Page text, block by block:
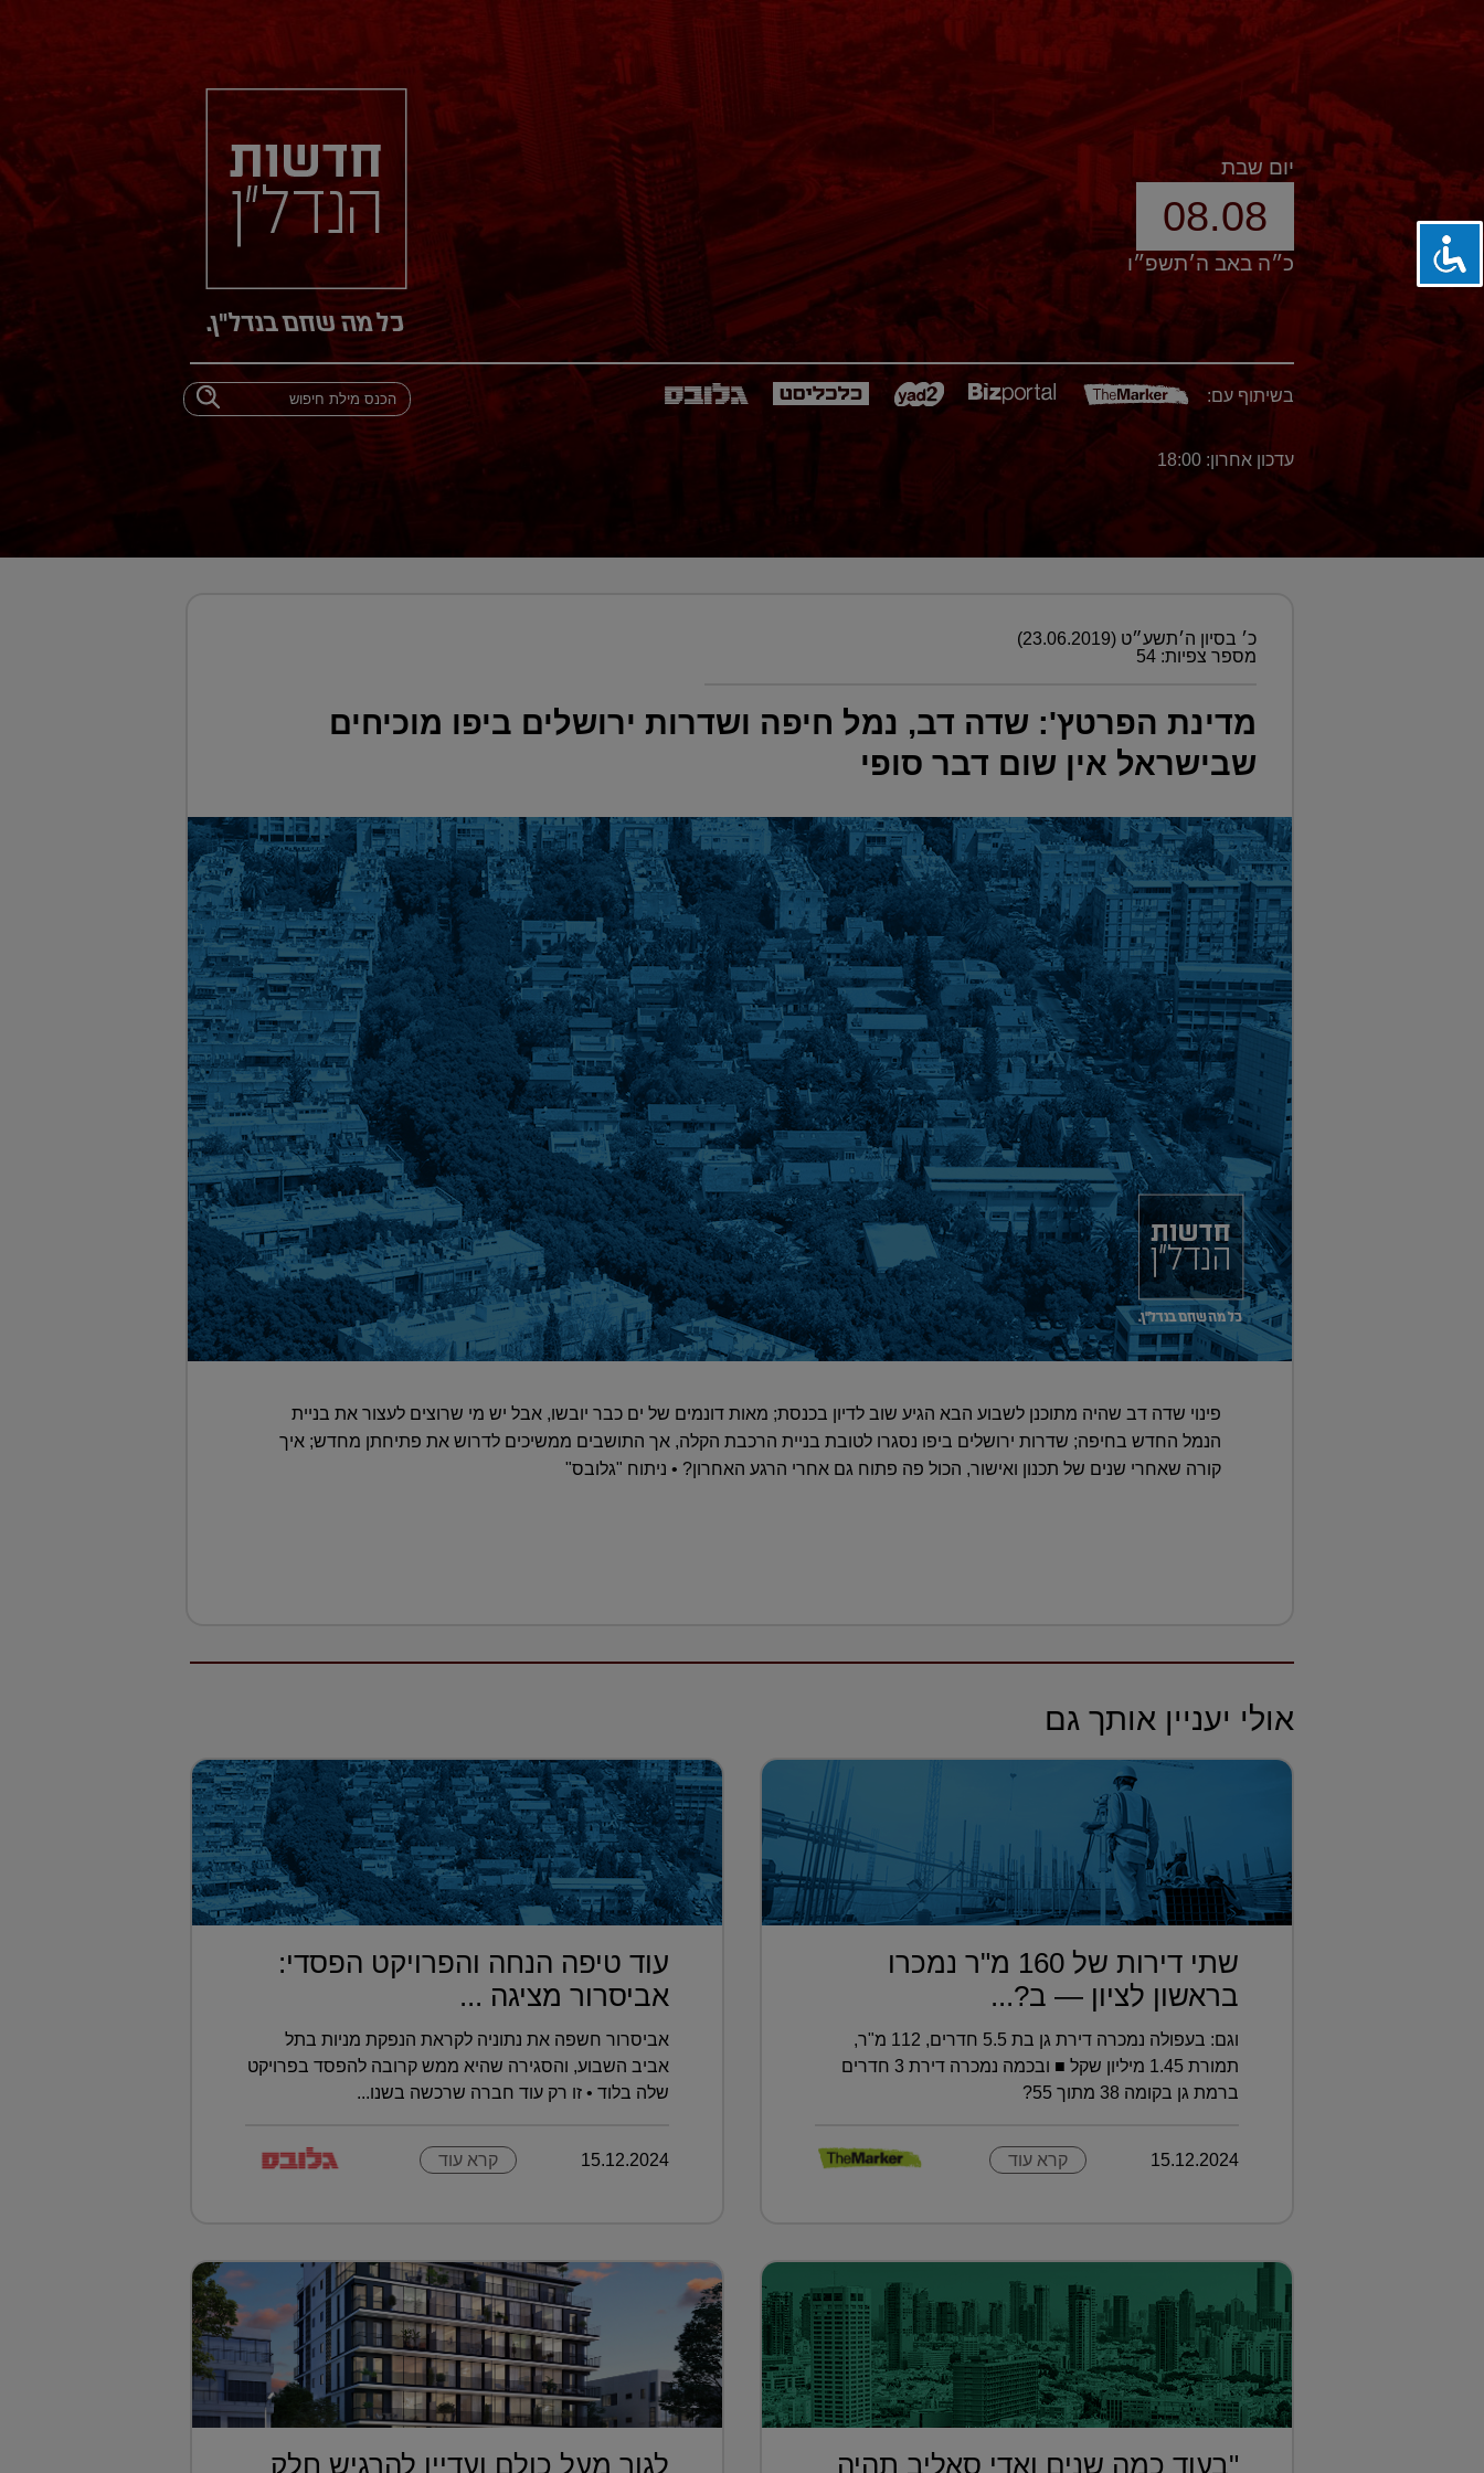
יום שבת
08.08
כ״ה באב ה׳תשפ״ו
בשיתוף עם:
עדכון אחרון: 18:00
כ׳ בסיון ה׳תשע״ט (23.06.2019)
מספר צפיות: 54
מדינת הפרטץ': שדה דב, נמל חיפה ושדרות ירושלים ביפו מוכיחים
שבישראל אין שום דבר סופי
פינוי שדה דב שהיה מתוכנן לשבוע הבא הגיע שוב לדיון בכנסת; מאות דונמים של ים כבר יובשו, אבל יש מי שרוצים לעצור את בניית
הנמל החדש בחיפה; שדרות ירושלים ביפו נסגרו לטובת בניית הרכבת הקלה, אך התושבים ממשיכים לדרוש את פתיחתן מחדש; איך
קורה שאחרי שנים של תכנון ואישור, הכול פה פתוח גם אחרי הרגע האחרון? • ניתוח "גלובס"
אולי יעניין אותך גם
שתי דירות של 160 מ"ר נמכרו
בראשון לציון — ב?...
וגם: בעפולה נמכרה דירת גן בת 5.5 חדרים, 112 מ"ר,
תמורת 1.45 מיליון שקל ■ ובכמה נמכרה דירת 3 חדרים
ברמת גן בקומה 38 מתוך 55?
15.12.2024 קרא עוד
עוד טיפה הנחה והפרויקט הפסדי:
אביסרור מציגה ...
אביסרור חשפה את נתוניה לקראת הנפקת מניות בתל
אביב השבוע, והסגירה שהיא ממש קרובה להפסד בפרויקט
שלה בלוד • זו רק עוד חברה שרכשה בשנו...
15.12.2024 קרא עוד
"בעוד כמה שנים ואדי סאליב תהיה לגור מעל כולם ועדיין להרגיש חלק